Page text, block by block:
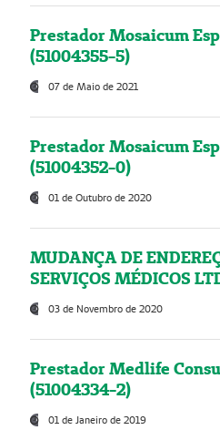
Prestador Mosaicum
(51004355-5)
07 de Maio de 2021
Prestador Mosaicum
(51004352-0)
01 de Outubro de 2020
MUDANÇA DE
SERVIÇOS MÉDICOS
03 de Novembro de 2020
Prestador Medlife
(51004334-2)
01 de Janeiro de 2019